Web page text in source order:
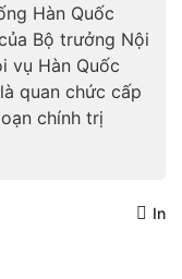
Hàn Quốc
Bộ trưởng Nội
vụ Hàn Quốc
quan chức cấp
chính trị
In